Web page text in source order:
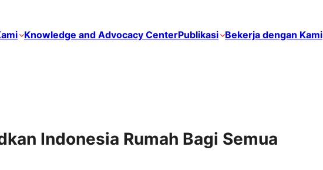
Knowledge and Advocacy CenterPublikasi Bekerja dengan Kami
Indonesia Rumah Bagi Semua